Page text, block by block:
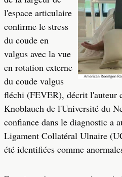
l'espace articulaire
confirme le stress
du coude en
valgus avec la vue
en rotation externe
du coude valgus
fléchi (FEVER), décrit l'auteur
Knoblauch de l'Université du
confiance dans le diagnostic a
Ligament Collatéral Ulnaire
été identifiées comme